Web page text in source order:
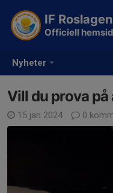
Nyheter
IF
Officiell
Vill du prova
15 jan 2024 0